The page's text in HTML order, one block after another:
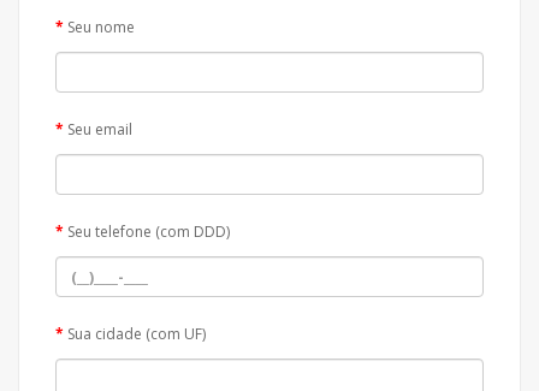
Seu nome
Seu email
Seu telefone (com DDD)
Sua cidade (com UF)